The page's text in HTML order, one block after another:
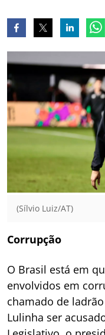
(Sílvio Luiz/AT)
Corrupção
O Brasil está em
envolvidos em
chamado de
Lulinha ser